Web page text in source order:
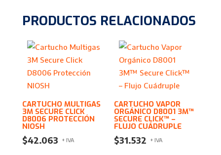
PRODUCTOS RELACIONADOS
CARTUCHO MULTIGAS
3M SECURE CLICK
D8006 PROTECCIÓN
NIOSH
$42.063 + IVA
CARTUCHO VAPOR
ORGÁNICO D8001 3M™
SECURE CLICK™ –
FLUJO CUÁDRUPLE
$31.532 + IVA